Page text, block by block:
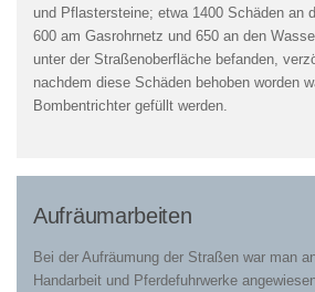
und Pflastersteine; etwa 1400 Schäden an
600 am Gasrohrnetz und 650 an den
unter der Straßenoberfläche befanden,
nachdem diese Schäden behoben worden
Bombentrichter gefüllt werden.
Aufräumarbeiten
Bei der Aufräumung der Straßen war man
Handarbeit und Pferdefuhrwerke